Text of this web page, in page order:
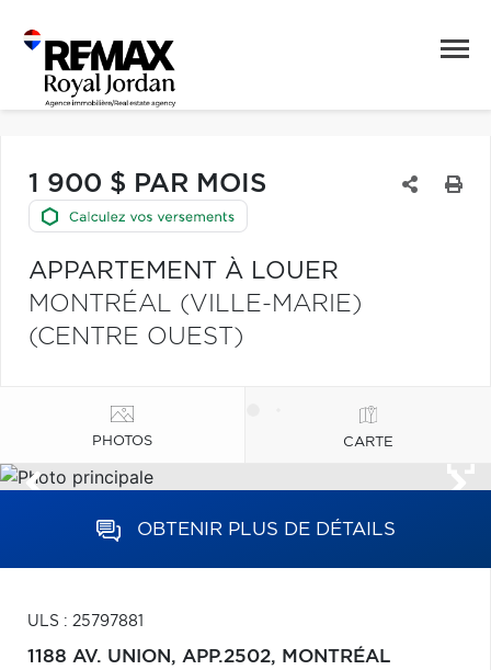
1 900 $ PAR MOIS
APPARTEMENT À LOUER
MONTRÉAL (VILLE-MARIE)
(CENTRE OUEST)
PHOTOS CARTE
OBTENIR PLUS DE DÉTAILS
ULS : 25797881
1188 AV. UNION, APP.2502, MONTRÉAL